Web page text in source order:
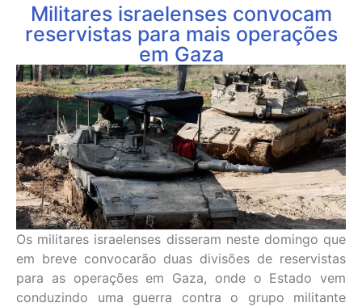
Militares israelenses convocam
reservistas para mais operações
em Gaza
Os militares israelenses disseram neste domingo que
em breve convocarão duas divisões de reservistas
para as operações em Gaza, onde o Estado vem
conduzindo uma guerra contra o grupo militante